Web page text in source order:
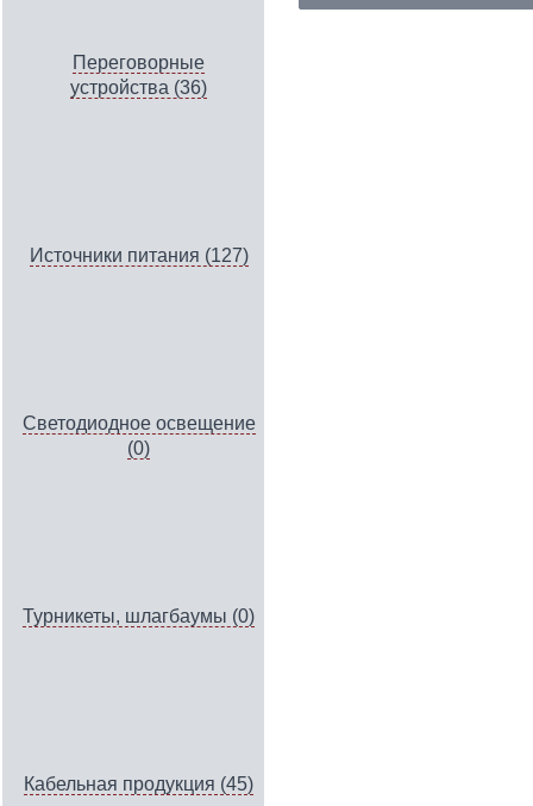
Переговорные
устройства (36)
Источники питания (127)
Светодиодное освещение
(0)
Турникеты, шлагбаумы (0)
Кабельная продукция (45)